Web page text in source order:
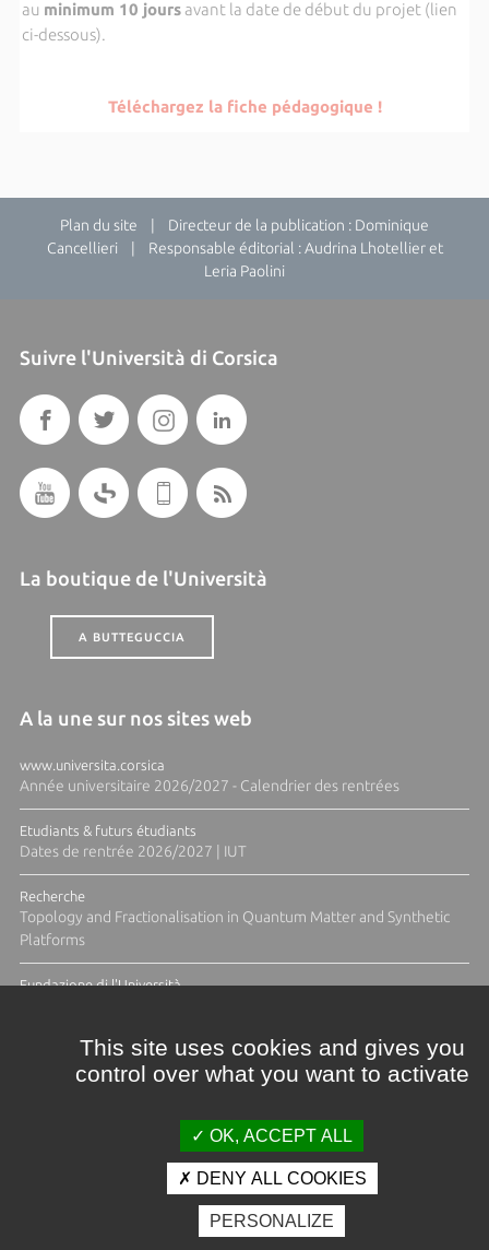
au minimum 10 joursavant la date de début du projet (lien
ci-dessous).
Téléchargez la fiche pédagogique !
Plan du site | Directeur de la publication : Dominique
Cancellieri | Responsable éditorial : Audrina Lhotellier et
Leria Paolini
Suivre l'Università di Corsica
La boutique de l'Università
A BUTTEGUCCIA
A la une sur nos sites web
www.universita.corsica
Année universitaire 2026/2027 - Calendrier des rentrées
Etudiants & futurs étudiants
Dates de rentrée 2026/2027 | IUT
Recherche
Topology and Fractionalisation in Quantum Matter and Synthetic
Platforms
Fundazione di l'Università
Crédits et mentions légales
Espace presse
Photothèque
This site uses cookies and gives you
control over what you want to activate
OK, ACCEPT ALL
DENY ALL COOKIES
PERSONALIZE